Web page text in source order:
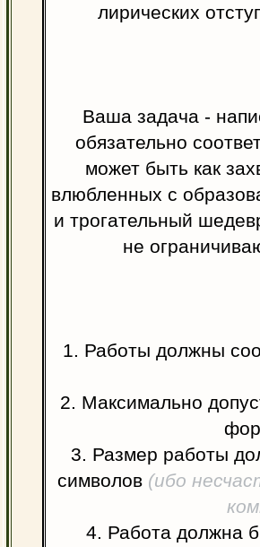
лирических
Ваша задача -
обязательно
может быть как
влюбленных с
и трогательный
не
1. Работы должны
2. Максимально
3. Размер работы
символов (ибо
4. Работа должна